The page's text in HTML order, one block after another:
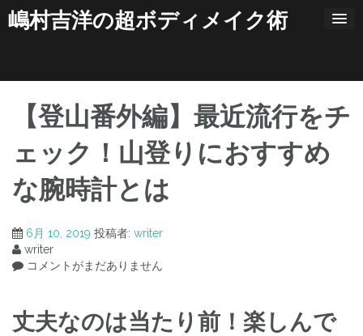
ン嶋村吉洋の超ボディメイク術
【登山番外編】最近流行をチ
ェック！山登りにおすすめ
な腕時計とは
6月 10, 2019 投稿者: writer
writer
コメントがまだありません
丈夫なのは当たり前！楽しんで